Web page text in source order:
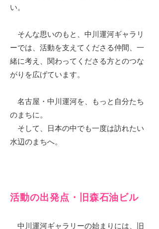
い。
そんな思いのもと、中川運河ギャラリ
ーでは、活動を支えてくださる仲間、一
緒に考え、関わってくださる方とのつな
がりを広げています。
名古屋・中川運河を、もっと自分たち
のまちに。
そして、日本の中でも一度は訪れたい
水辺のまちへ。
活動の出発点・旧森石油ビル
中川運河ギャラリーの始まりには、旧